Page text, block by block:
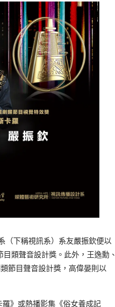
（下稱視訊系）系友嚴振欽便以
類聲音設計獎。此外，王逸勳、
節目聲音設計獎，高偉晏則以
》或熱播影集《俗女養成記